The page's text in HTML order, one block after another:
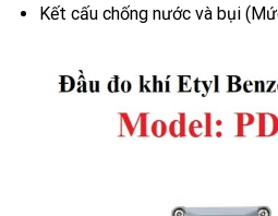
Kết cấu chống nước và bụi